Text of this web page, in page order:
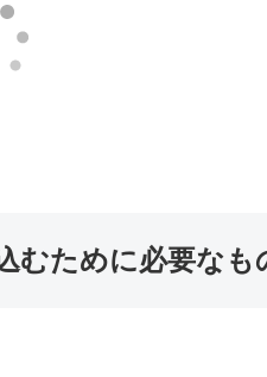
むために必要なも